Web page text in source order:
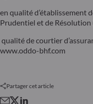
en qualité d’établissement
Prudentiel et de Résolution
qualité de courtier
www.oddo-bhf.com
Partager cet article